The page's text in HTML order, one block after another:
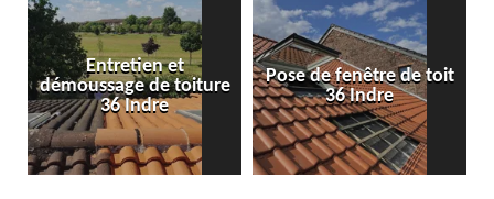
Entretien et
démoussage de toiture
36 Indre
Pose de fenêtre de toit
36 Indre